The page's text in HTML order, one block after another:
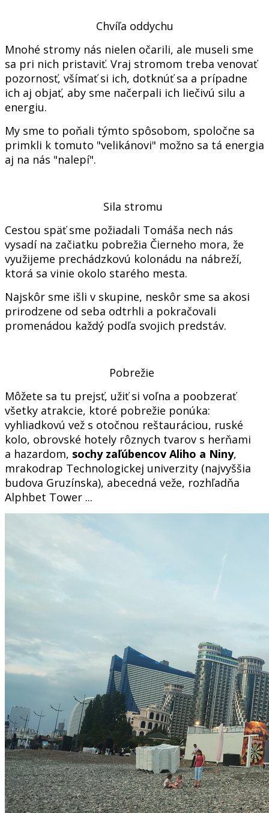
Chvíľa oddychu
Mnohé stromy nás nielen očarili, ale museli sme
sa pri nich pristaviť. Vraj stromom treba venovať
pozornosť, všímať si ich, dotknúť sa a prípadne
ich aj objať, aby sme načerpali ich liečivú silu a
energiu.
My sme to poňali týmto spôsobom, spoločne sa
primkli k tomuto "velikánovi" možno sa tá energia
aj na nás "nalepí".
Sila stromu
Cestou späť sme požiadali Tomáša nech nás
vysadí na začiatku pobrežia Čierneho mora, že
využijeme prechádzkovú kolonádu na nábreží,
ktorá sa vinie okolo starého mesta.
Najskôr sme išli v skupine, neskôr sme sa akosi
prirodzene od seba odtrhli a pokračovali
promenádou každý podľa svojich predstáv.
Pobrežie
Môžete sa tu prejsť, užiť si voľna a poobzerať
všetky atrakcie, ktoré pobrežie ponúka:
vyhliadkovú vež s otočnou reštauráciou, ruské
kolo, obrovské hotely rôznych tvarov s herňami
a hazardom, sochy zaľúbencov Aliho a Niny,
mrakodrap Technologickej univerzity (najvyššia
budova Gruzínska), abecedná veže, rozhľadňa
Alphbet Tower ...